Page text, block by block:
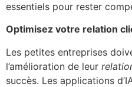
essentiels pour rester
Optimisez votre relation
Les petites entreprises
l’amélioration de leur
succès. Les applications